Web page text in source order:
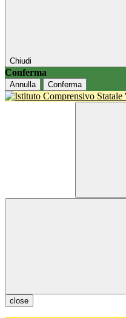
Chiudi
Conferma
Annulla Conferma
close